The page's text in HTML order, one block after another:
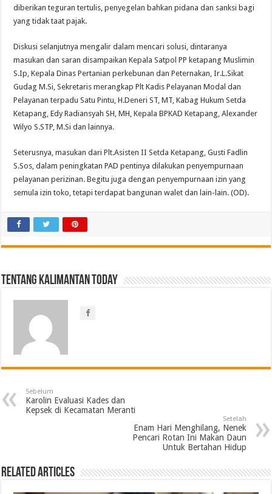
diberikan teguran tertulis, penyegelan bahkan pidana dan sanksi bagi
yang tidak taat pajak.
Diskusi selanjutnya mengalir dalam mencari solusi, dintaranya
masukan dan saran disampaikan Kepala Satpol PP ketapang Muslimin
S.Ip, Kepala Dinas Pertanian perkebunan dan Peternakan, Ir.L.Sikat
Gudag M.Si, Sekretaris merangkap Plt Kadis Pelayanan Modal dan
Pelayanan terpadu Satu Pintu, H.Deneri ST, MT, Kabag Hukum Setda
Ketapang, Edy Radiansyah SH, MH, Kepala BPKAD Ketapang, Alexander
Wilyo S.STP, M.Si dan lainnya.
Seterusnya, masukan dari Plt.Asisten II Setda Ketapang, Gusti Fadlin
S.Sos, dalam peningkatan PAD pentinya dilakukan penyempurnaan
pelayanan perizinan. Begitu juga dengan penyempurnaan izin yang
semula izin toko, tetapi terdapat bangunan walet dan lain-lain. (OD).
Tentang Kalimantan Today
Sebelum
Karolin Evaluasi Kades dan
Kepsek di Kecamatan Meranti
Setelah
Enam Hari Menghilang, Nenek
Pencari Rotan Ini Makan Daun
Untuk Bertahan Hidup
Related Articles